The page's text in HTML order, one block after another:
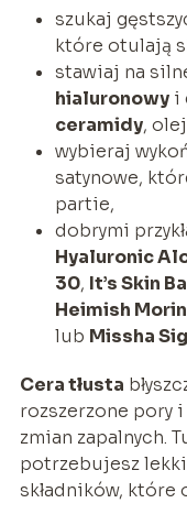
szukaj
które otulają
stawiaj na
hialuronowyi
ceramidy,
wybieraj
satynowe,
partie,
dobrymi
Hyaluronic
30, It’s Skin
Heimish
lub Missha
Cera tłusta
rozszerzone pory
zmian zapalnych.
potrzebujesz
składników, które